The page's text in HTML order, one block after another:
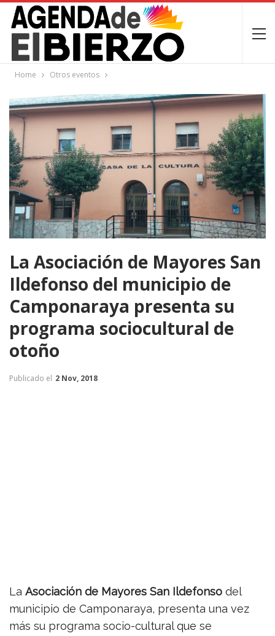
Home Otros eventos
La Asociación de Mayores San
Ildefonso del municipio de
Camponaraya presenta su
programa sociocultural de
otoño
Publicado el 2 Nov, 2018
La Asociación de Mayores San Ildefonso del
municipio de Camponaraya, presenta una vez
más su programa socio-cultural que se